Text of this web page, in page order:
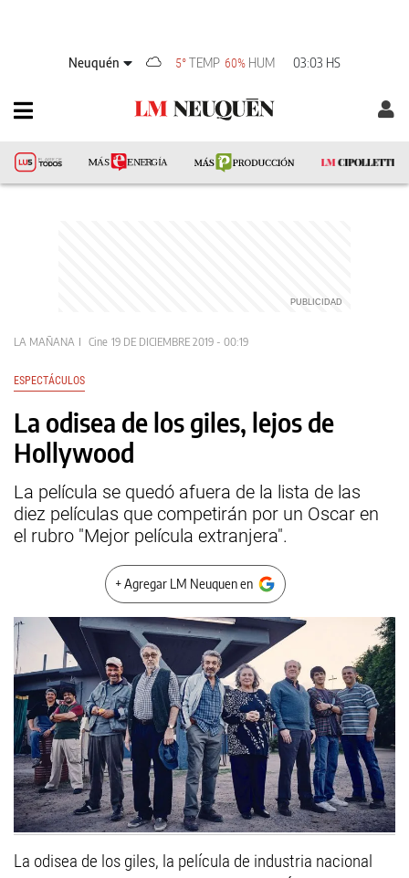
Neuquén 5° TEMP 60% HUM 03:03 HS
LA MAÑANA Cine 19 DE DICIEMBRE 2019 - 00:19
ESPECTÁCULOS
La odisea de los giles, lejos de
Hollywood
La película se quedó afuera de la lista de las
diez películas que competirán por un Oscar en
el rubro "Mejor película extranjera".
+ Agregar LM Neuquen en
La odisea de los giles, la película de industria nacional